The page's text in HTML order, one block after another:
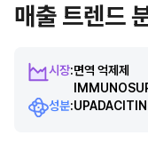
매출 트렌드
시장:면역 억제제
성분: